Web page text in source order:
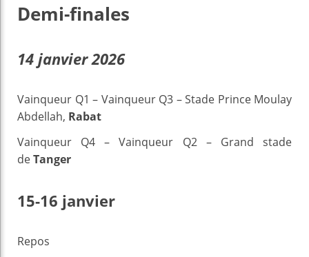
Demi-finales
14 janvier 2026
Vainqueur Q1 – Vainqueur Q3 – Stade Prince Moulay
Abdellah, Rabat
Vainqueur Q4 – Vainqueur Q2 – Grand stade
deTanger
15-16 janvier
Repos